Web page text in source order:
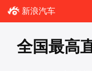
新浪汽车
全国最高